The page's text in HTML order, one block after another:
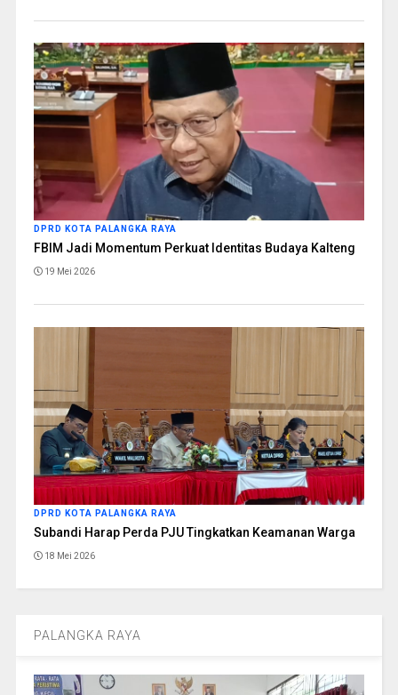
DPRD KOTA PALANGKA RAYA
FBIM Jadi Momentum Perkuat Identitas Budaya Kalteng
19 Mei 2026
DPRD KOTA PALANGKA RAYA
Subandi Harap Perda PJU Tingkatkan Keamanan Warga
18 Mei 2026
PALANGKA RAYA